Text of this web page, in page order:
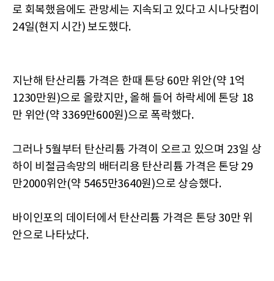
로 회복했음에도 관망세는 지속되고 있다고 시나닷컴이
24일(현지 시간) 보도했다.
지난해 탄산리튬 가격은 한때 톤당 60만 위안(약 1억
1230만원)으로 올랐지만, 올해 들어 하락세에 톤당 18
만 위안(약 3369만600원)으로 폭락했다.
그러나 5월부터 탄산리튬 가격이 오르고 있으며 23일 상
하이 비철금속망의 배터리용 탄산리튬 가격은 톤당 29
만2000위안(약 5465만3640원)으로 상승했다.
바이인포의 데이터에서 탄산리튬 가격은 톤당 30만 위
안으로 나타났다.